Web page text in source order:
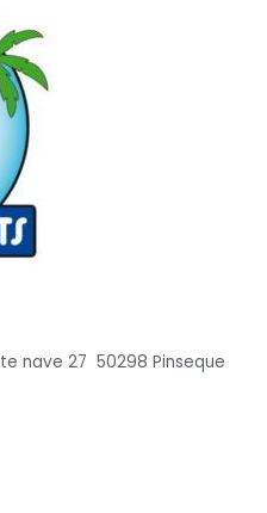
nave 27 50298 Pinseque